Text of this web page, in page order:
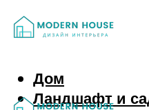
Дом
Ландшафт и